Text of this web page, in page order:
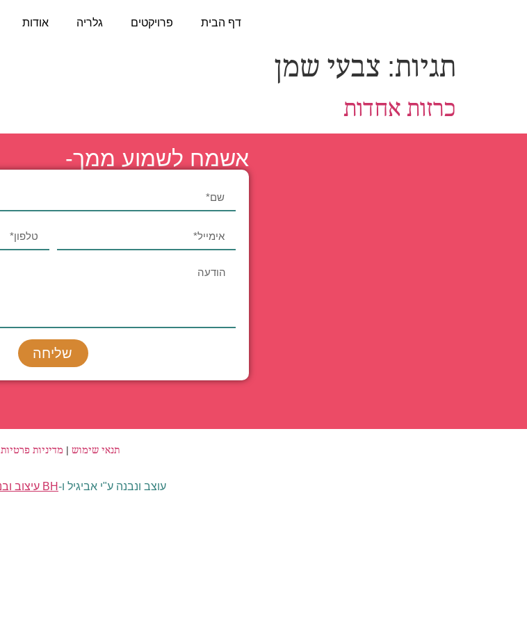
דף הבית פרויקטים גלריה אודות
תגיות: צבעי שמן
כרזות אחדות
אשמח לשמוע ממך-
שליחה
תנאי שימוש | מדיניות פרטיות
עוצב ונבנה ע"י אביגיל ו-BH עיצוב ובנית אתרים